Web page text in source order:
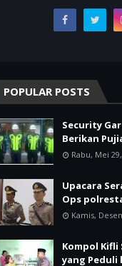
POPULAR POSTS
Security
Berikan
Rabu, Mei
Upacara
Ops
Kamis,
Kompol Kifli
yang Peduli